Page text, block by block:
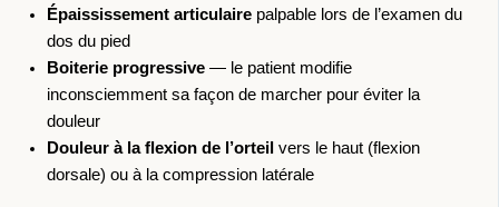
Épaississement articulairepalpable lors de l’examen du
dos du pied
Boiterie progressive— le patient modifie
inconsciemment sa façon de marcher pour éviter la
douleur
Douleur à la flexion de l’orteil vers le haut (flexion
dorsale) ou à la compression latérale